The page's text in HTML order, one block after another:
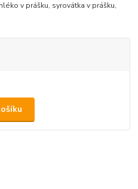
v prášku, syrovátka v prášku,